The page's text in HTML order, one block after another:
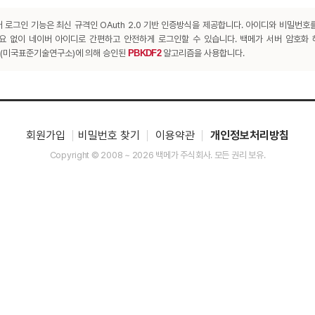
로그인 기능은 최신 규격인 OAuth 2.0 기반 인증방식을 제공합니다. 아이디와 비밀번호
없이 네이버 아이디로 간편하고 안전하게 로그인할 수 있습니다. 백메가 서버 암호화
국표준기술연구소)에 의해 승인된 PBKDF2알고리즘을 사용합니다.
회원가입 비밀번호 찾기 이용약관 개인정보처리방침
Copyright © 2008 ~ 2026 백메가 주식회사. 모든 권리 보유.